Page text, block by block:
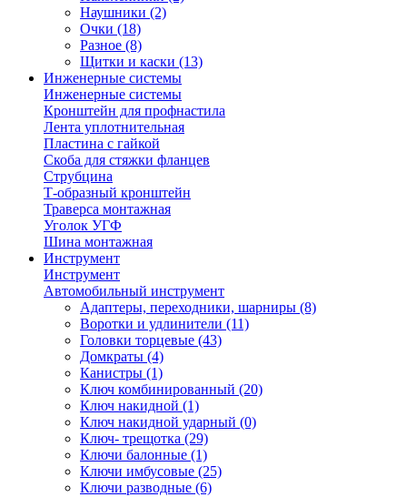
Наушники (2)
Очки (18)
Разное (8)
Щитки и каски (13)
Инженерные системы
Инженерные системы
Кронштейн для профнастила
Лента уплотнительная
Пластина с гайкой
Скоба для стяжки фланцев
Струбцина
Т-образный кронштейн
Траверса монтажная
Уголок УГФ
Шина монтажная
Инструмент
Инструмент
Автомобильный инструмент
Адаптеры, переходники, шарниры (8)
Воротки и удлинители (11)
Головки торцевые (43)
Домкраты (4)
Канистры (1)
Ключ комбинированный (20)
Ключ накидной (1)
Ключ накидной ударный (0)
Ключ- трещотка (29)
Ключи балонные (1)
Ключи имбусовые (25)
Ключи разводные (6)